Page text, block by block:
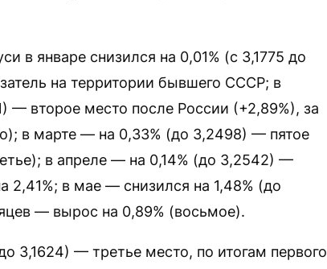
в январе снизился на 0,01% (с 3,1775 до
на территории бывшего СССР; в
— второе место после России (+2,89%), за
в марте — на 0,33% (до 3,2498) — пятое
в апреле — на 0,14% (до 3,2542) —
в мае — снизился на 1,48% (до
— вырос на 0,89% (восьмое).
3,1624) — третье место, по итогам первого